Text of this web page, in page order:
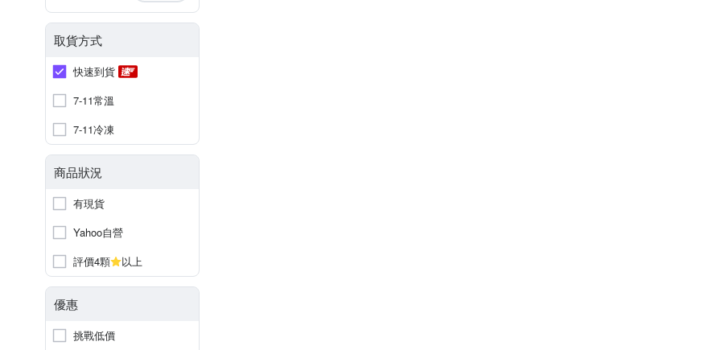
取貨方式
快速到貨
7-11常溫
7-11冷凍
商品狀況
有現貨
Yahoo自營
評價4顆
以上
優惠
挑戰低價